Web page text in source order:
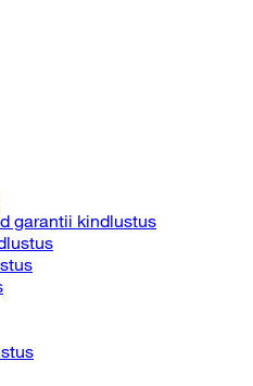
garantii kindlustus